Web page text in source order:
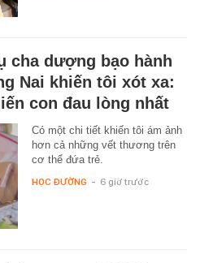
cha dượng bạo hành
Nai khiến tôi xót xa:
con đau lòng nhất
Có một chi tiết khiến tôi ám ảnh
hơn cả những vết thương trên
cơ thể đứa trẻ.
HỌC ĐƯỜNG - 6 giờ trước